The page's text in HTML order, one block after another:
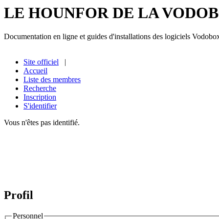
LE HOUNFOR DE LA
Documentation en ligne et guides d'installations des logiciels
Site officiel |
Accueil
Liste des membres
Recherche
Inscription
S'identifier
Vous n'êtes pas identifié.
Profil
Personnel